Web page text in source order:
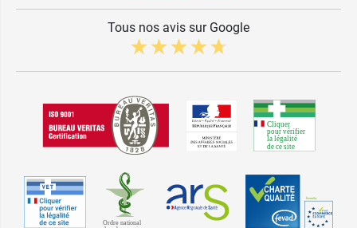
Tous nos avis sur Google